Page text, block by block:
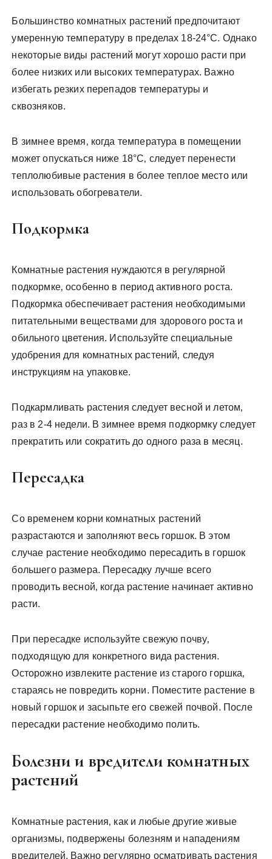
Большинство комнатных растений предпочитают
умеренную температуру в пределах 18-24°C. Однако
некоторые виды растений могут хорошо расти при
более низких или высоких температурах. Важно
избегать резких перепадов температуры и
сквозняков.
В зимнее время‚ когда температура в помещении
может опускаться ниже 18°C‚ следует перенести
теплолюбивые растения в более теплое место или
использовать обогреватели.
Подкормка
Комнатные растения нуждаются в регулярной
подкормке‚ особенно в период активного роста.
Подкормка обеспечивает растения необходимыми
питательными веществами для здорового роста и
обильного цветения. Используйте специальные
удобрения для комнатных растений‚ следуя
инструкциям на упаковке.
Подкармливать растения следует весной и летом‚
раз в 2-4 недели. В зимнее время подкормку следует
прекратить или сократить до одного раза в месяц.
Пересадка
Со временем корни комнатных растений
разрастаются и заполняют весь горшок. В этом
случае растение необходимо пересадить в горшок
большего размера. Пересадку лучше всего
проводить весной‚ когда растение начинает активно
расти.
При пересадке используйте свежую почву‚
подходящую для конкретного вида растения.
Осторожно извлеките растение из старого горшка‚
стараясь не повредить корни. Поместите растение в
новый горшок и засыпьте его свежей почвой. После
пересадки растение необходимо полить.
Болезни и вредители комнатных
растений
Комнатные растения‚ как и любые другие живые
организмы‚ подвержены болезням и нападениям
вредителей. Важно регулярно осматривать растения